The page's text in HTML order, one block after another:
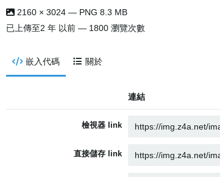
2160 × 3024 — PNG 8.3 MB
已上傳至2 年 以前 — 1800 瀏覽次數
嵌入代碼 關於
連結
檢視器 link
直接儲存 link